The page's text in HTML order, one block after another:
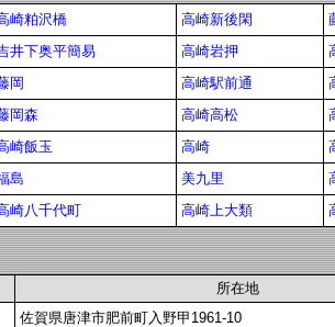
崎粕沢橋 高崎新後閑
井下奥平簡易 高崎岩押
岡 高崎駅前通
岡森 高崎高松
崎飯玉 高崎
島 美九里
崎八千代町 高崎上大類
所在地
佐賀県唐津市肥前町入野甲1961-10